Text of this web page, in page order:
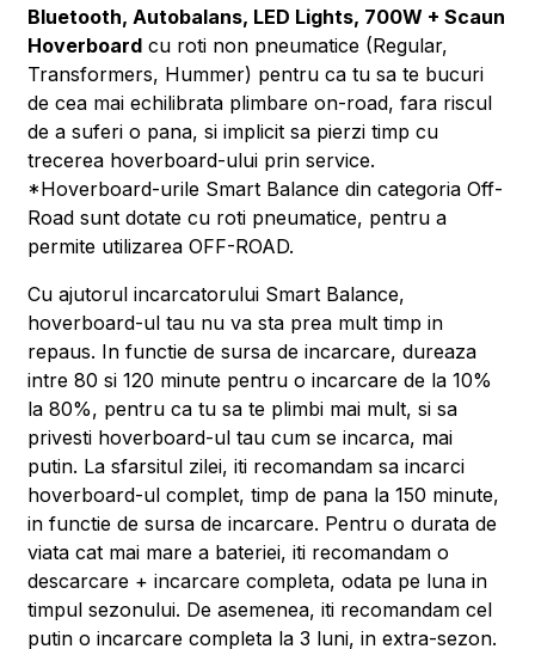
Bluetooth, Autobalans, LED Lights, 700W + Scaun
Hoverboard cu roti non pneumatice (Regular,
Transformers, Hummer) pentru ca tu sa te bucuri
de cea mai echilibrata plimbare on-road, fara riscul
de a suferi o pana, si implicit sa pierzi timp cu
trecerea hoverboard-ului prin service.
*Hoverboard-urile Smart Balance din categoria Off-
Road sunt dotate cu roti pneumatice, pentru a
permite utilizarea OFF-ROAD.
Cu ajutorul incarcatorului Smart Balance,
hoverboard-ul tau nu va sta prea mult timp in
repaus. In functie de sursa de incarcare, dureaza
intre 80 si 120 minute pentru o incarcare de la 10%
la 80%, pentru ca tu sa te plimbi mai mult, si sa
privesti hoverboard-ul tau cum se incarca, mai
putin. La sfarsitul zilei, iti recomandam sa incarci
hoverboard-ul complet, timp de pana la 150 minute,
in functie de sursa de incarcare. Pentru o durata de
viata cat mai mare a bateriei, iti recomandam o
descarcare + incarcare completa, odata pe luna in
timpul sezonului. De asemenea, iti recomandam cel
putin o incarcare completa la 3 luni, in extra-sezon.